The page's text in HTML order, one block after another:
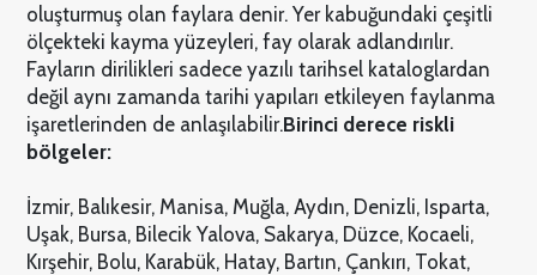
oluşturmuş olan faylara denir. Yer kabuğundaki çeşitli
ölçekteki kayma yüzeyleri, fay olarak adlandırılır.
Fayların dirilikleri sadece yazılı tarihsel kataloglardan
değil aynı zamanda tarihi yapıları etkileyen faylanma
işaretlerinden de anlaşılabilir.Birinci derece riskli
bölgeler:
İzmir, Balıkesir, Manisa, Muğla, Aydın, Denizli, Isparta,
Uşak, Bursa, Bilecik Yalova, Sakarya, Düzce, Kocaeli,
Kırşehir, Bolu, Karabük, Hatay, Bartın, Çankırı, Tokat,